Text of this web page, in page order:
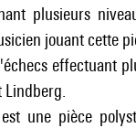
plusieurs
jouant cette
effectuant
une pièce